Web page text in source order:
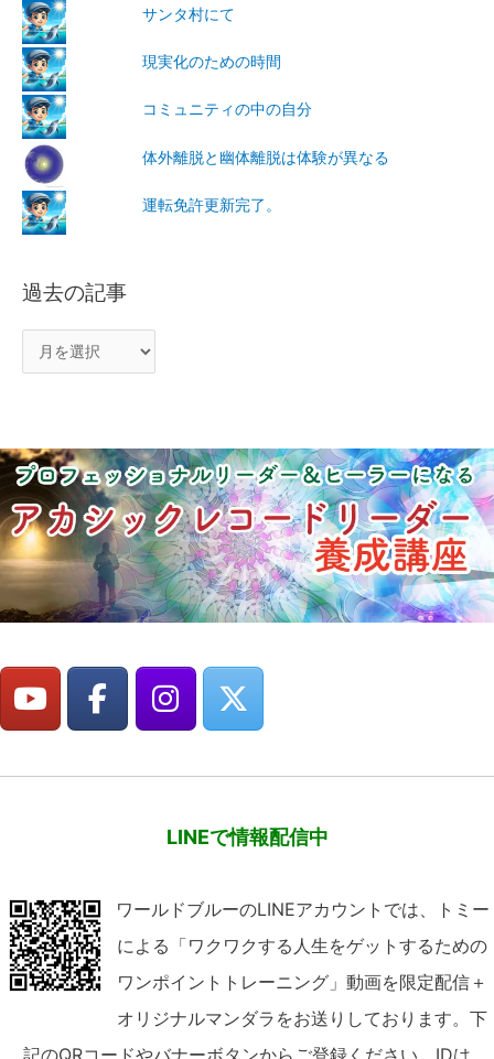
サンタ村にて
現実化のための時間
コミュニティの中の自分
体外離脱と幽体離脱は体験が異なる
運転免許更新完了。
過去の記事
LINEで情報配信中
ワールドブルーのLINEアカウントでは、トミー
による「ワクワクする人生をゲットするための
ワンポイントトレーニング」動画を限定配信＋
オリジナルマンダラをお送りしております。下
記のQRコードやバナーボタンからご登録ください。IDは